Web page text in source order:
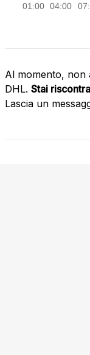
Al momento, non
DHL. Stai
Lascia un